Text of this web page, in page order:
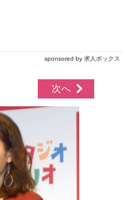
sponsored by 求人ボックス
次へ